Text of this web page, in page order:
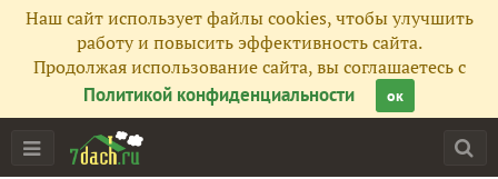
Наш сайт использует файлы cookies, чтобы улучшить
работу и повысить эффективность сайта.
Продолжая использование сайта, вы соглашаетесь с
Политикой конфиденциальности
ок